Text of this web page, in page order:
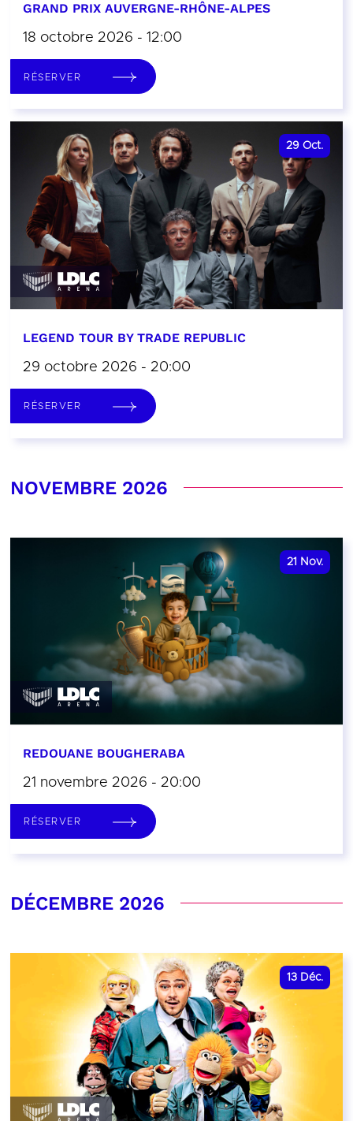
GRAND PRIX AUVERGNE-RHÔNE-ALPES
18 octobre 2026 - 12:00
RÉSERVER
29 Oct.
LEGEND TOUR BY TRADE REPUBLIC
29 octobre 2026 - 20:00
RÉSERVER
NOVEMBRE 2026
21 Nov.
REDOUANE BOUGHERABA
21 novembre 2026 - 20:00
RÉSERVER
DÉCEMBRE 2026
13 Déc.